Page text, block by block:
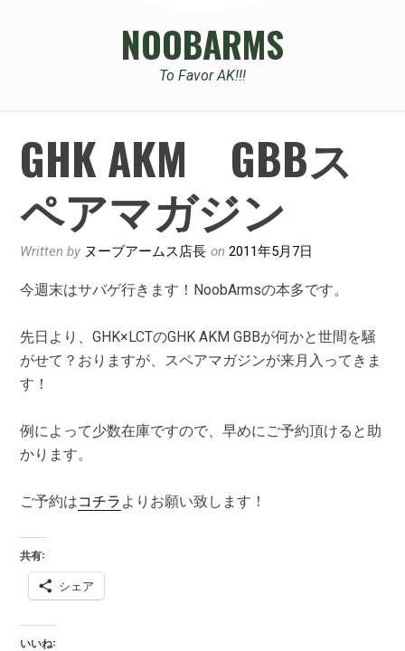
NOOBARMS
To Favor AK!!!
GHK AKM GBBス
ペアマガジン
Written by ヌーブアームス店長 on2011年5月7日
今週末はサバゲ行きます！NoobArmsの本多です。
先日より、GHK×LCTのGHK AKM GBBが何かと世間を騒
がせて？おりますが、スペアマガジンが来月入ってきま
す！
例によって少数在庫ですので、早めにご予約頂けると助
かります。
ご予約はコチラ よりお願い致します！
共有:
シェア
いいね: